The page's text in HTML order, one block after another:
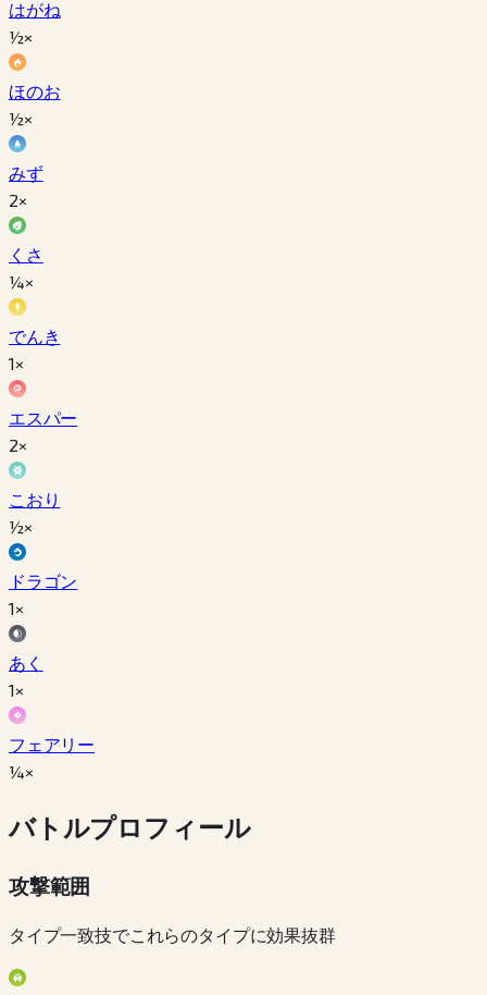
はがね
½×
ほのお
½×
みず
2×
くさ
¼×
でんき
1×
エスパー
2×
こおり
½×
ドラゴン
1×
あく
1×
フェアリー
¼×
バトルプロフィール
攻撃範囲
タイプ一致技でこれらのタイプに効果抜群